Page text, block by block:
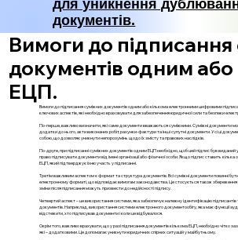
для уникнення
документів.
Вимоги до
документів одним або
ЕЦП.
Вимоги до підписання суміжних документів одним або кількома електронними цифровими
ключових аспектів, які необхідно враховувати для забезпечення юридичної сили та безпеки
По-перше, важливо визначити, які саме документи вважаються суміжними. Суміжні документи
додатки до нього, акти виконаних робіт, рахунки-фактури та інші супутні документи. Усі ці
собою, що дозволяє уникнути непорозумінь щодо їх змісту та правових наслідків.
По-друге, при підписанні суміжних документів одним ЕЦП необхідно, щоб цей підпис був
право підписувати документи від імені організації або фізичної особи. Якщо підпис ставить кілька
ЕЦП, який підтверджує їхню участь у підписанні.
Третім важливим аспектом є формат та структура документів. Всі суміжні документи повинні бути
електронному форматі, що відповідає вимогам законодавства. Це стосується також збереження
зміни після підписання можуть призвести до недійсності підпису.
Четвертий аспект – це використання системи, яка забезпечує належну ідентифікацію
документів. Наприклад, використання системи електронного документообігу, яка має функції
відстежити, хто підписував документи і коли це відбувалося.
Окрім того, важливо врахувати, що у разі підписання документів кількома ЕЦП, необхідно чітко
які – додатковими. Це допомагає уникнути юридичних спірних ситуацій у майбутньому.